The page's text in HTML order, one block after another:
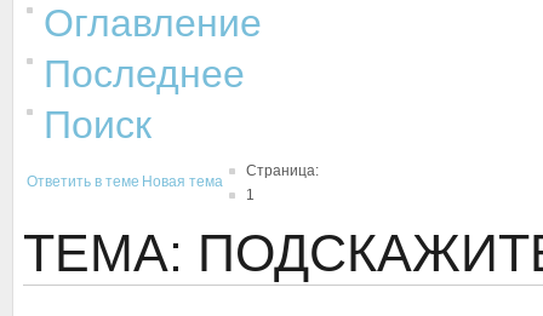
Оглавление
Последнее
Поиск
Ответить в теме Новая тема
Страница:
1
ТЕМА: